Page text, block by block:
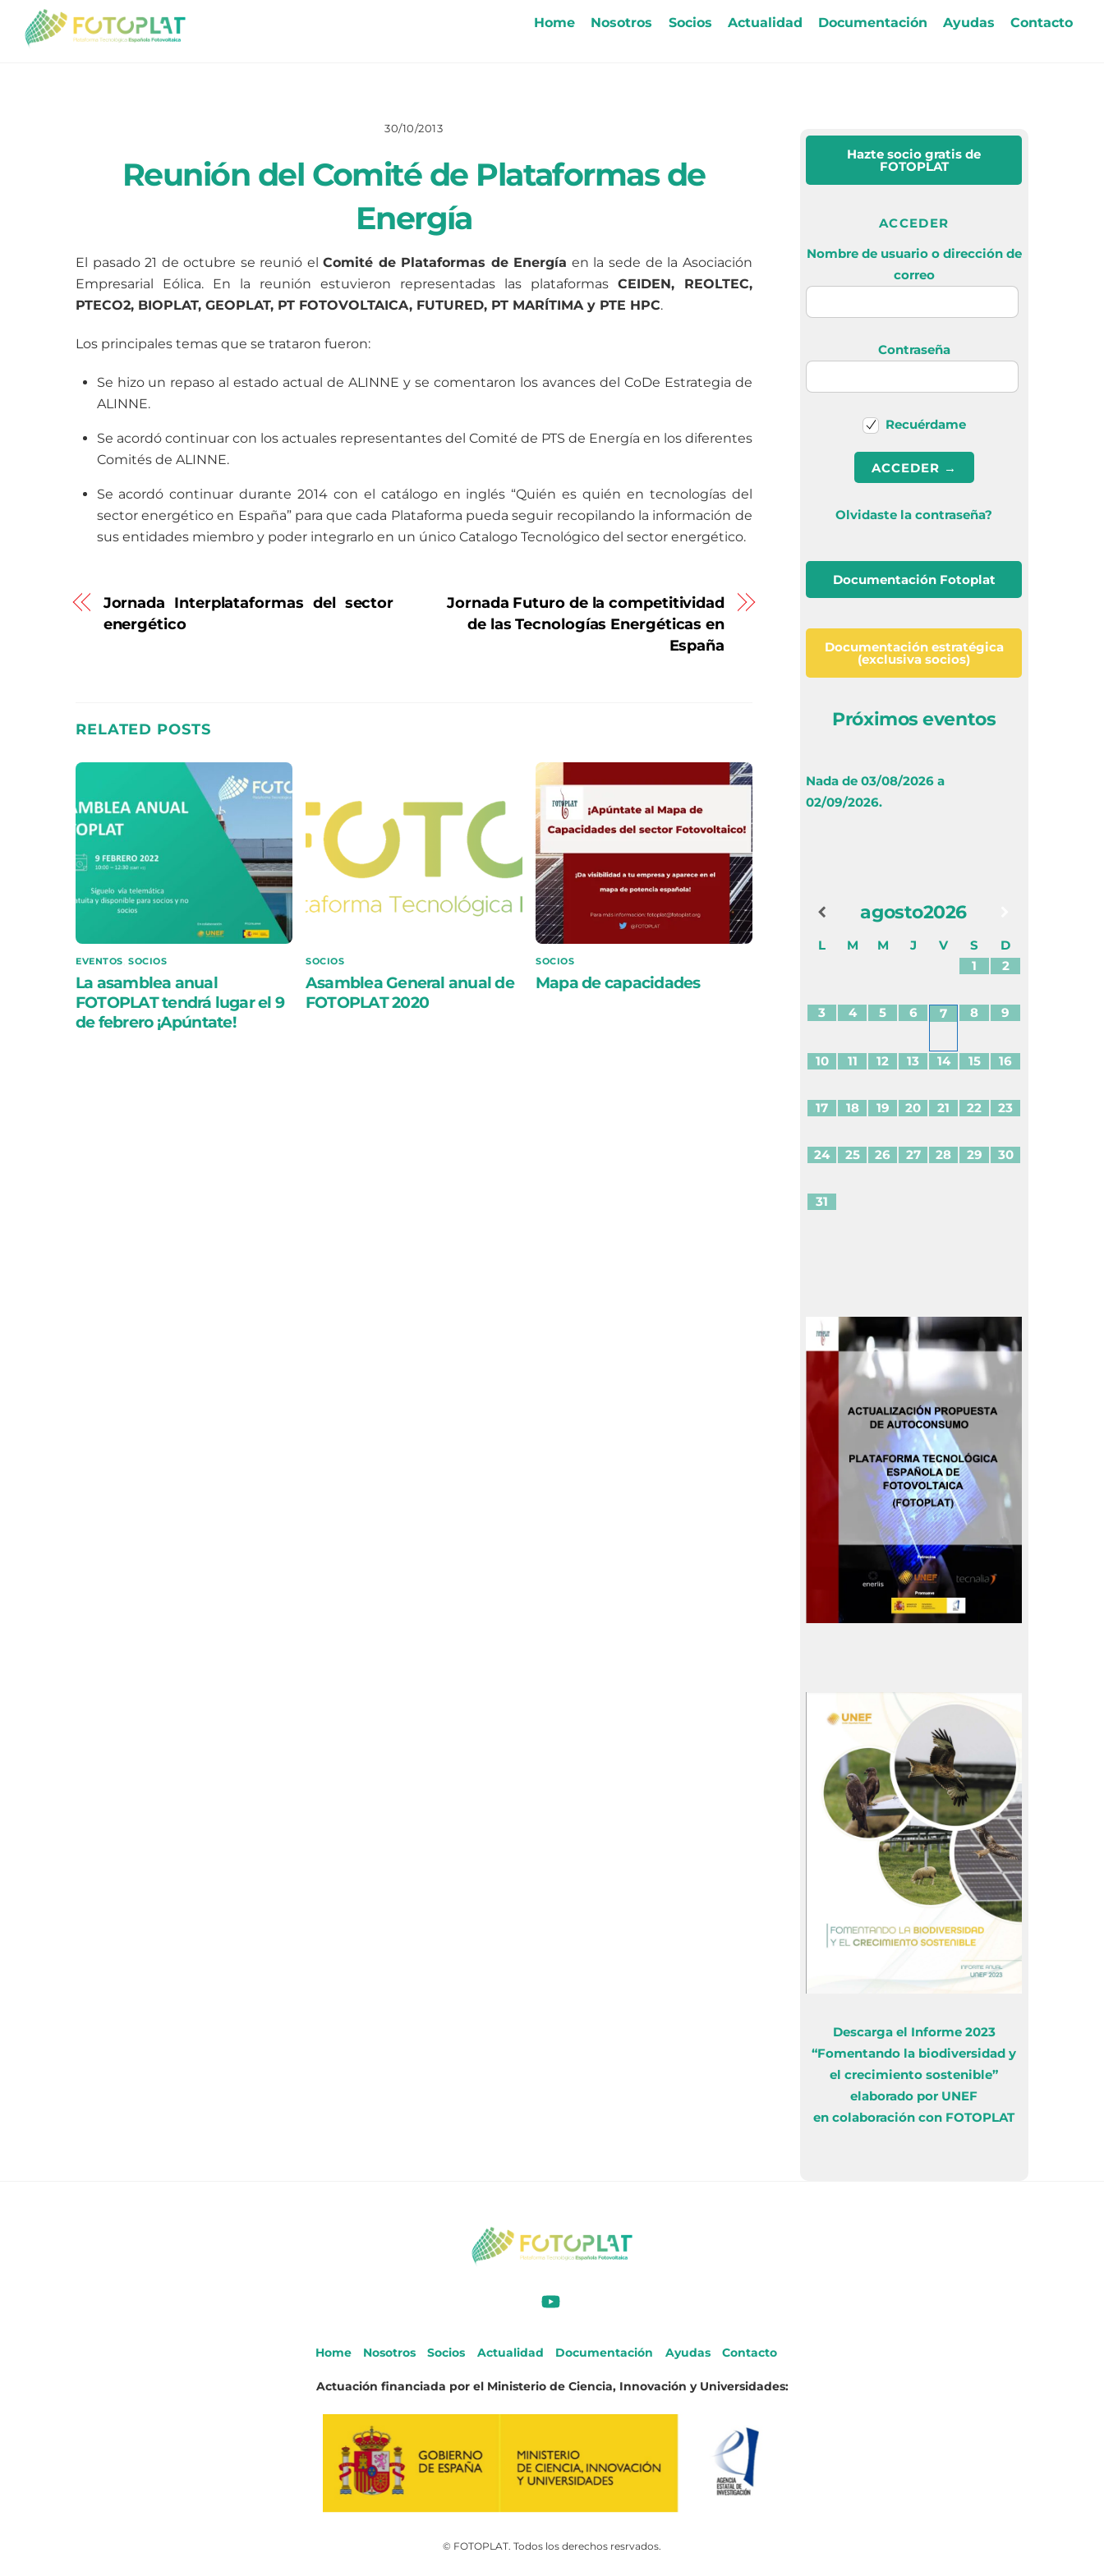
content
Home Nosotros Socios Actualidad Documentación Ayudas Contacto
30/10/2013
Reunión del Comité de Plataformas de
Energía
El pasado 21 de octubre se reunió elComité de Plataformas de Energía en la sede de la Asociación
Empresarial Eólica. En la reunión estuvieron representadas las plataformas CEIDEN, REOLTEC,
PTECO2, BIOPLAT, GEOPLAT, PT FOTOVOLTAICA, FUTURED, PT MARÍTIMA y PTE HPC.
Los principales temas que se trataron fueron:
Se hizo un repaso al estado actual de ALINNE y se comentaron los avances del CoDe Estrategia de
ALINNE.
Se acordó continuar con los actuales representantes del Comité de PTS de Energía en los diferentes
Comités de ALINNE.
Se acordó continuar durante 2014 con el catálogo en inglés “Quién es quién en tecnologías del
sector energético en España” para que cada Plataforma pueda seguir recopilando la información de
sus entidades miembro y poder integrarlo en un único Catalogo Tecnológico del sector energético.
Jornada Interplataformas del sector
energético
Jornada Futuro de la competitividad
de las Tecnologías Energéticas en
España
RELATED POSTS
EVENTOS ,SOCIOS
La asamblea anual
FOTOPLAT tendrá lugar el 9
de febrero ¡Apúntate!
SOCIOS
Asamblea General anual de
FOTOPLAT 2020
SOCIOS
Mapa de capacidades
Hazte socio gratis de
FOTOPLAT
ACCEDER
Nombre de usuario o dirección de
correo
Contraseña
Recuérdame
Olvidaste la contraseña?
Documentación Fotoplat
Documentación estratégica
(exclusiva socios)
Próximos eventos
Nada de 03/08/2026 a
02/09/2026.
agosto2026
L M M J V S
D
1
2
3 4 5 6 7 8 9
10 11 12 13 14 15 16
17 18 19 20 21 22 23
24 25 26 27 28 29 30
31
Descarga el Informe 2023
“Fomentando la biodiversidad y
el crecimiento sostenible”
elaborado por UNEF
en colaboración con FOTOPLAT
Home Nosotros Socios Actualidad Documentación Ayudas Contacto
Actuación financiada por el Ministerio de Ciencia, Innovación y Universidades:
© FOTOPLAT. Todos los derechos resrvados.